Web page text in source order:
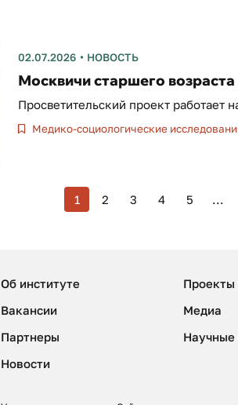
02.07.2026 НОВОСТЬ
Москвичи старшего
Просветительский проект работает
Медико-социологические
1 2 3 4 5 ...
Об институте
Вакансии
Партнеры
Новости
Проекты
Медиа
Научные